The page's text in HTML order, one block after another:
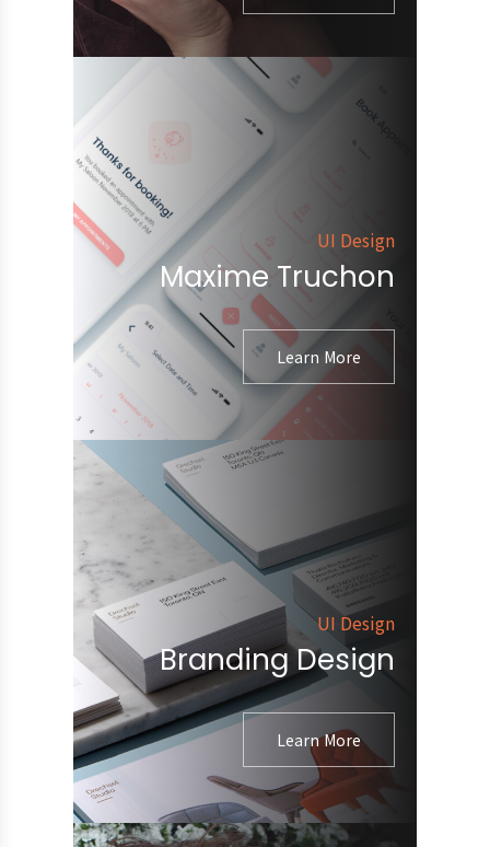
UI Design
Maxime Truchon
Learn More
UI Design
Branding Design
Learn More